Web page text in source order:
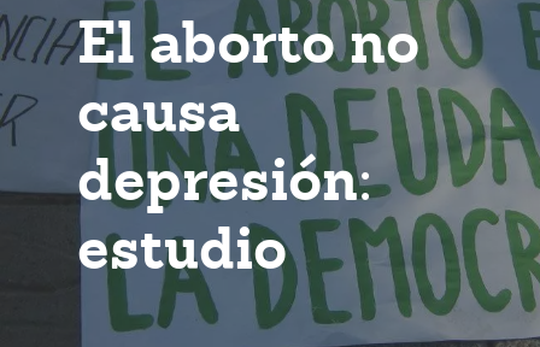
El aborto no
causa
depresión:
estudio